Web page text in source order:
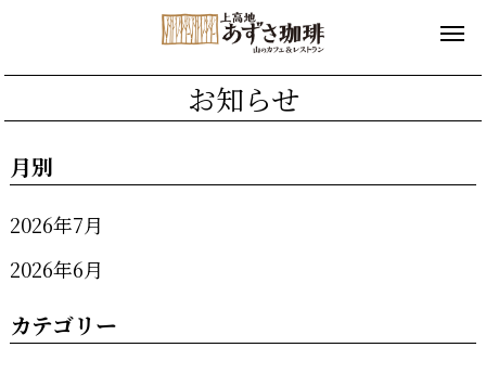
お知らせ
月別
2026年7月
2026年6月
カテゴリー